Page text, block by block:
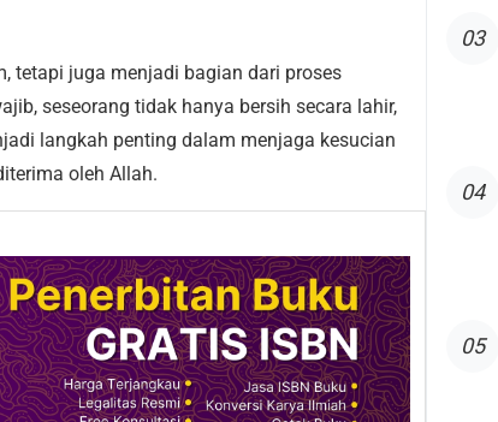
tetapi juga menjadi bagian dari proses
seseorang tidak hanya bersih secara lahir,
langkah penting dalam menjaga kesucian
oleh Allah.
03
04
05